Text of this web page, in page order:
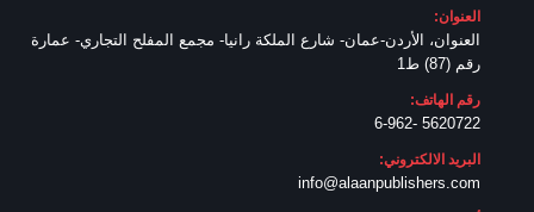
العنوان:
العنوان، الأردن-عمان- شارع الملكة رانيا- مجمع المفلح التجاري- عمارة
رقم (87) ط1
رقم الهاتف:
5620722 -6-962
البريد الالكتروني:
info@alaanpublishers.com